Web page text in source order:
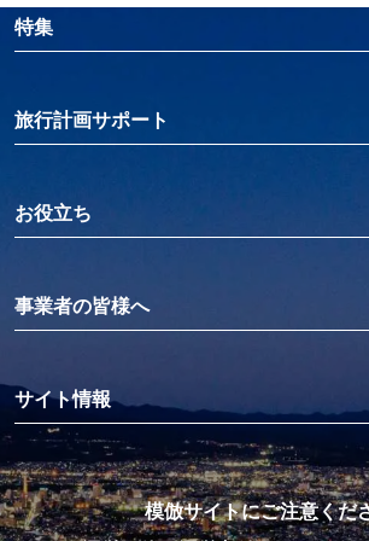
特集
旅行計画サポート
お役立ち
事業者の皆様へ
サイト情報
模倣サイトにご注意くだ